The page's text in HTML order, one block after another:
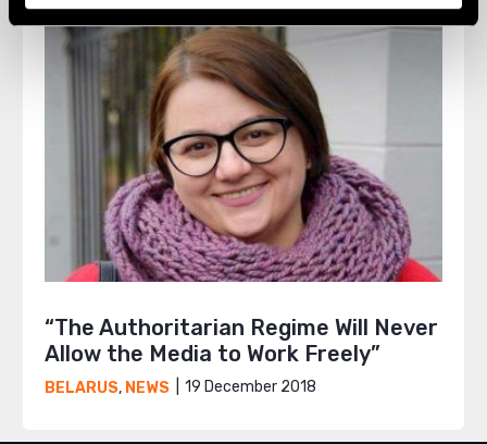
“The Authoritarian Regime Will Never
Allow the Media to Work Freely”
BELARUS, NEWS 19 December 2018